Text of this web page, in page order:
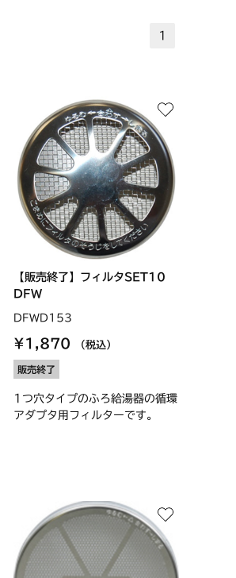
1
【販売終了】フィルタSET10
DFW
DFWD153
¥1,870 （税込）
販売終了
1つ穴タイプのふろ給湯器の循環
アダプタ用フィルターです。